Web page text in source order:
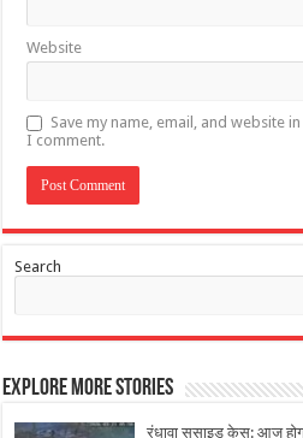
Website
Save my name, email, and website
I comment.
Search
Explore More Stories
रंधावा सुसाइड केस: आज